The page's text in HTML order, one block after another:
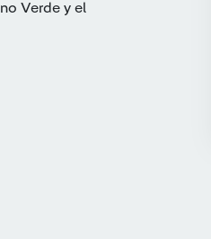
Verde y el